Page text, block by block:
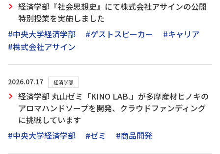
経済学部『社会思想史』にて株式会社アサインの公開
特別授業を実施しました
#中央大学経済学部
#ゲストスピーカー
#キャリア
#株式会社アサイン
2026.07.17 経済学部
経済学部 丸山ゼミ「KINO LAB.」が多摩産材ヒノキの
アロマハンドソープを開発、クラウドファンディング
に挑戦しています
#中央大学経済学部
#ゼミ #商品開発